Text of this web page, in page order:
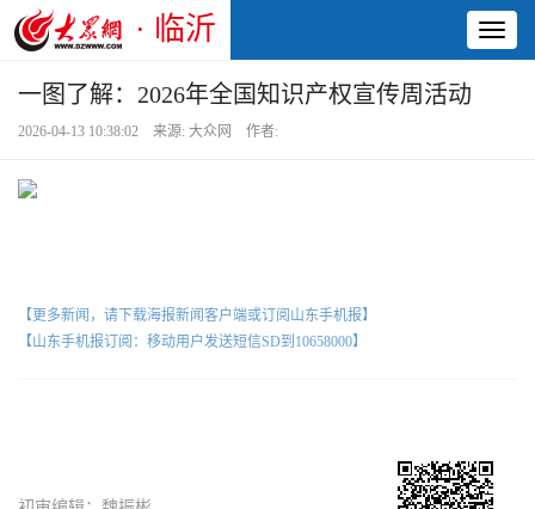
· 临沂
一图了解：2026年全国知识产权宣传周活动
2026-04-13 10:38:02 来源: 大众网 作者:
【更多新闻，请下载海报新闻客户端或订阅山东手机报】
【山东手机报订阅：移动用户发送短信SD到10658000】